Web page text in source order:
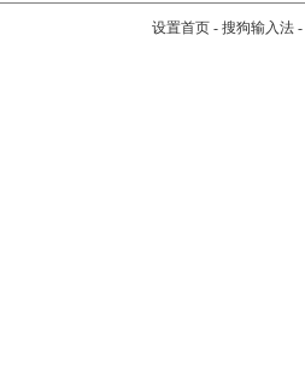
设置首页- 搜狗输入法-